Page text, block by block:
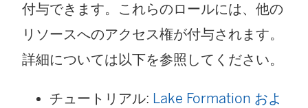
付与できます。これらのロールには、他の
リソースへのアクセス権が付与されます。
詳細については以下を参照してください。
チュートリアル: Lake Formation およ